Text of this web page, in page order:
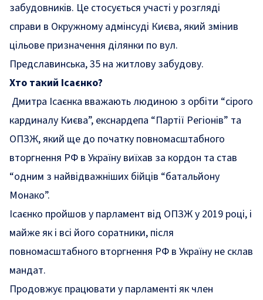
забудовників. Це стосується участі у розгляді
справи в Окружному адмінсуді Києва, який змінив
цільове призначення ділянки по вул.
Предславинська, 35 на житлову забудову.
Хто такий Ісаєнко?
Дмитра Ісаєнка вважають людиною з орбіти “сірого
кардиналу Києва”, екснардепа “Партії Регіонів” та
ОПЗЖ, який ще до початку повномасштабного
вторгнення РФ в Україну виїхав за кордон та став
“одним з найвідважніших бійців “батальйону
Монако”.
Ісаєнко пройшов у парламент від ОПЗЖ у 2019 році, і
майже як і всі його соратники, після
повномасштабного вторгнення РФ в Україну не склав
мандат.
Продовжує працювати у парламенті як член